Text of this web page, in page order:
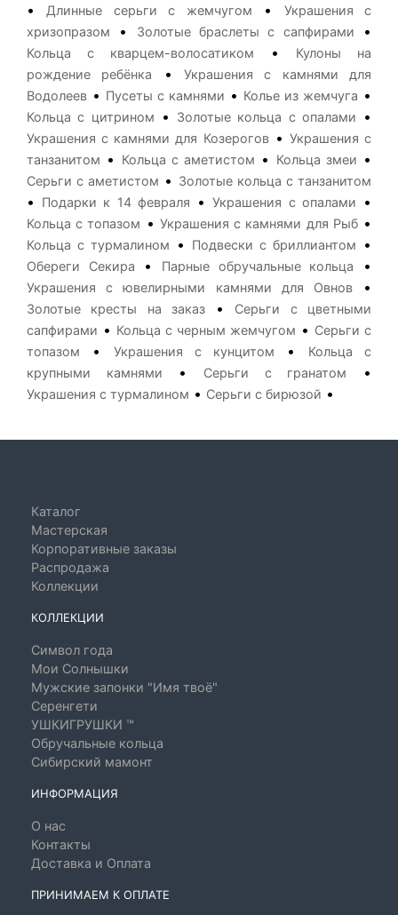
•Длинные серьги с жемчугом •
Украшения с
хризопразом
• Золотые браслеты с сапфирами •
Кольца с кварцем-волосатиком •
Кулоны на
рождение ребёнка
•Украшения с камнями для
Водолеев • Пусеты с камнями • Колье из жемчуга •
Кольца с цитрином • Золотые кольца с опалами •
Украшения с камнями для Козерогов• Украшения с
танзанитом • Кольца с аметистом • Кольца змеи •
Серьги с аметистом • Золотые кольца с танзанитом
• Подарки к 14 февраля •Украшения с опалами •
Кольца с топазом • Украшения с камнями для Рыб•
Кольца с турмалином • Подвески с бриллиантом •
Обереги Секира • Парные обручальные кольца •
Украшения с ювелирными камнями для Овнов•
Золотые кресты на заказ•
Серьги с цветными
сапфирами • Кольца с черным жемчугом • Серьги с
топазом
• Украшения с кунцитом •
Кольца с
крупными камнями
• Серьги с гранатом •
Украшения с турмалином • Серьги с бирюзой •
Каталог
Мастерская
Корпоративные заказы
Распродажа
Коллекции
КОЛЛЕКЦИИ
Символ года
Мои Солнышки
Мужские запонки "Имя твоё"
Серенгети
УШКИГРУШКИ ™
Обручальные кольца
Сибирский мамонт
ИНФОРМАЦИЯ
О нас
Контакты
Доставка и Оплата
ПРИНИМАЕМ К ОПЛАТЕ